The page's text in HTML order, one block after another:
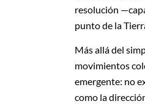
resolución
punto de la
Más allá del
movimientos
emergente: no
como la